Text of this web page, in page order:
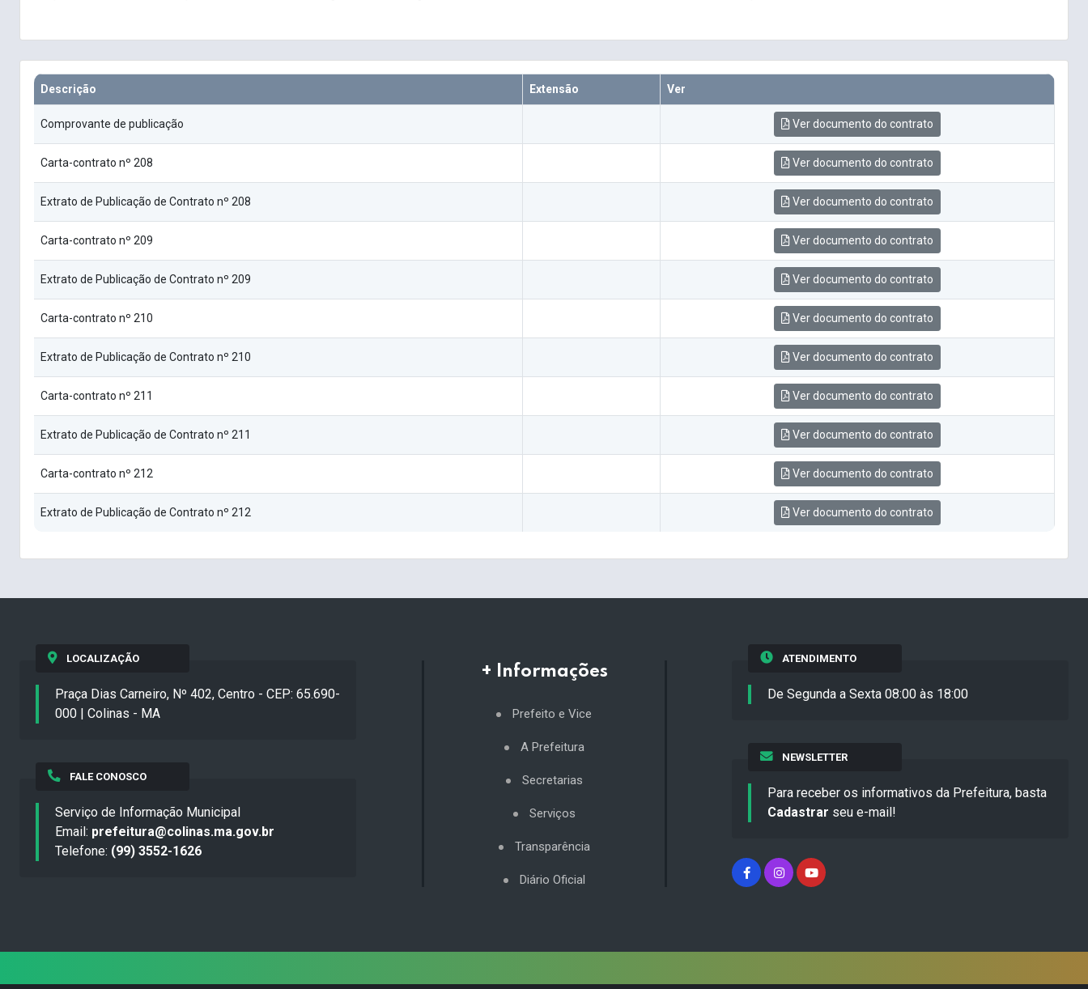
Descrição Extensão Ver
Comprovante de publicação Ver documento do contrato
Carta-contrato nº 208 Ver documento do contrato
Extrato de Publicação de Contrato nº 208 Ver documento do contrato
Carta-contrato nº 209 Ver documento do contrato
Extrato de Publicação de Contrato nº 209 Ver documento do contrato
Carta-contrato nº 210 Ver documento do contrato
Extrato de Publicação de Contrato nº 210 Ver documento do contrato
Carta-contrato nº 211 Ver documento do contrato
Extrato de Publicação de Contrato nº 211 Ver documento do contrato
Carta-contrato nº 212 Ver documento do contrato
Extrato de Publicação de Contrato nº 212 Ver documento do contrato
LOCALIZAÇÃO
Praça Dias Carneiro, Nº 402, Centro - CEP: 65.690-
000 | Colinas - MA
FALE CONOSCO
Serviço de Informação Municipal
Email: prefeitura@colinas.ma.gov.br
Telefone: (99) 3552-1626
+ Informações
Prefeito e Vice
A Prefeitura
Secretarias
Serviços
Transparência
Diário Oficial
ATENDIMENTO
De Segunda a Sexta 08:00 às 18:00
NEWSLETTER
Para receber os informativos da Prefeitura, basta
Cadastrar seu e-mail!